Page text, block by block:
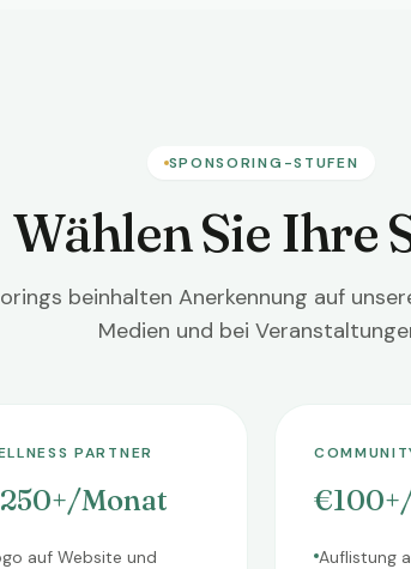
SPONSORING-STUFEN
Wählen Sie Ihre
beinhalten Anerkennung auf
Medien und bei
PARTNER
Monat
auf Website und
Auflistung